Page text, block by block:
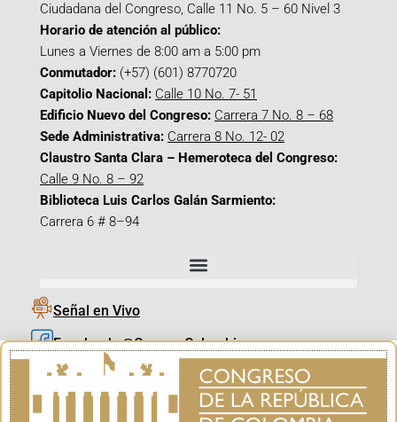
Ciudadana del Congreso, Calle 11 No. 5 – 60 Nivel 3
Horario de atención al público:
Lunes a Viernes de 8:00 am a 5:00 pm
Conmutador: (+57) (601) 8770720
Capitolio Nacional: Calle 10 No. 7- 51
Edificio Nuevo del Congreso: Carrera 7 No. 8 – 68
Sede Administrativa: Carrera 8 No. 12- 02
Claustro Santa Clara – Hemeroteca del Congreso:
Calle 9 No. 8 – 92
Biblioteca Luis Carlos Galán Sarmiento:
Carrera 6 # 8–94
Señal en Vivo
Facebook_@CamaraColombia
Instagram_@CamaraColombia
X_@CamaraColombia